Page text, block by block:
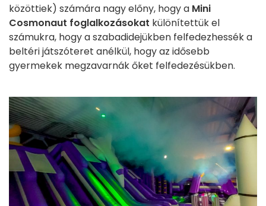
közöttiek) számára nagy előny, hogy a Mini
Cosmonaut foglalkozásokat különítettük el
számukra, hogy a szabadidejükben felfedezhessék a
beltéri játszóteret anélkül, hogy az idősebb
gyermekek megzavarnák őket felfedezésükben.